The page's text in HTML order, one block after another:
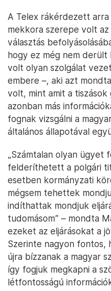
A Telex rákérdezett
mekkora szerepe volt
választás
hogy ez még nem derült
volt olyan szolgálat
embere –, aki azt
volt, mint amit a
azonban más
fognak vizsgálni a
általános állapotával
„Számtalan olyan ügyet
felderíthetett a polgári
esetben kormányzati
mégsem tehettek
indíthattak mondjuk
tudomásom” – mondta
ezeket az eljárásokat a
Szerinte nagyon fontos,
újra bízzanak a magyar
így fogjuk megkapni a
létfontosságú